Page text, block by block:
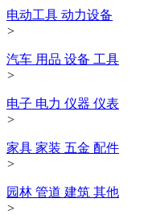
电动工具 动力设备
>
汽车 用品 设备 工具
>
电子 电力 仪器 仪表
>
家具 家装 五金 配件
>
园林 管道 建筑 其他
>